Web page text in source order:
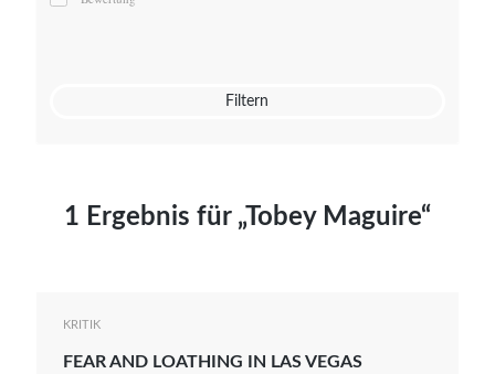
Mato von Vogelstein
Filtern
1 Ergebnis für „Tobey Maguire“
KRITIK
FEAR AND LOATHING IN LAS VEGAS